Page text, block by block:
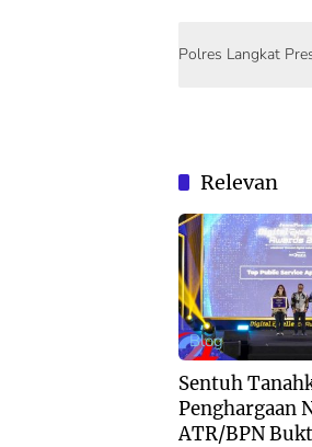
Polres Langkat
Relevan
Blog
Sentuh
Penghargaan
ATR/BPN